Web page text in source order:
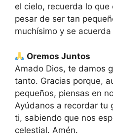
el cielo, recuerda lo
pesar de ser tan
muchísimo y se
Oremos Juntos
Amado Dios, te damos
tanto. Gracias porque,
pequeños, piensas en
Ayúdanos a recordar tu
ti, sabiendo que nos
celestial. Amén.